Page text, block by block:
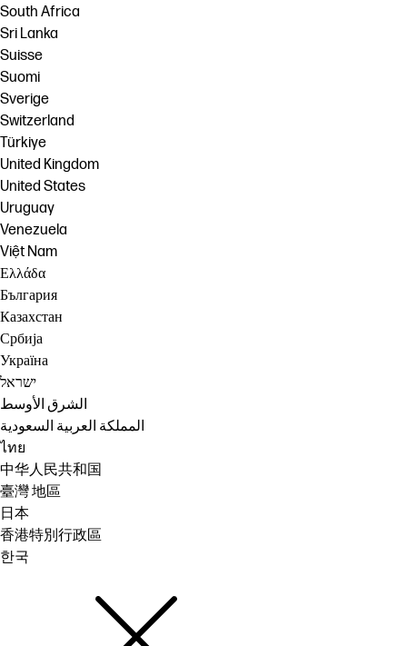
South Africa
Sri Lanka
Suisse
Suomi
Sverige
Switzerland
Türkiye
United Kingdom
United States
Uruguay
Venezuela
Việt Nam
Ελλάδα
България
Казахстан
Србија
Україна
ישראל
الشرق الأوسط
المملكة العربية السعودية
ไทย
中华人民共和国
臺灣 地區
日本
香港特別行政區
한국